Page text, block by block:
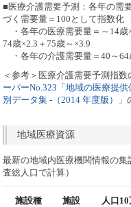
■医療介護需要予測：各年の需
づく需要量＝100として指数化
・各年の医療需要量＝～14歳
74歳×2.3＋75歳～×3.9
・各年の介護需要量＝40～64
＜参考＞医療介護需要予測指数
ーパーNo.323「地域の医療提
別データ集 -（2014 年度版）」
地域医療資源
最新の地域内医療機関情報の
査総人口で計算）
施設種
施設
人口